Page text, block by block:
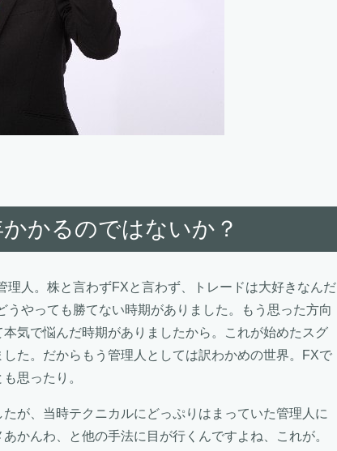
かるのではないか？
人。株と言わずFXと言わず、トレードは大好きなんだ
やっても勝てない時期がありました。もう思った方向
気で悩んだ時期がありましたから。これが始めたスグ
た。だからもう管理人としては訳わかめの世界。FXで
思ったり。
が、当時テクニカルにどっぷりはまっていた管理人に
かんわ、と他の手法に目が行くんですよね、これが。